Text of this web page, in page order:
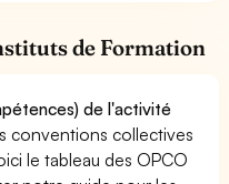
de Formation
de l'activité
conventions collectives
le tableau des OPCO